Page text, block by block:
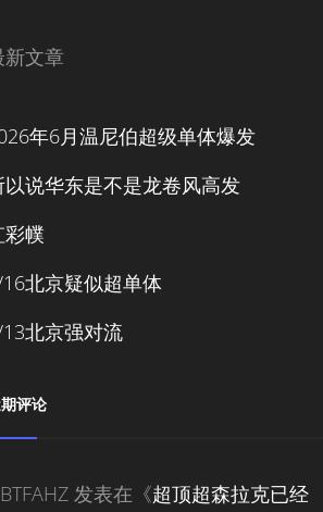
新文章
年6月温尼伯超级单体爆发
以说华东是不是龙卷风高发
彩幞
北京疑似超单体
北京强对流
评论
发表在《超顶超森拉克已经